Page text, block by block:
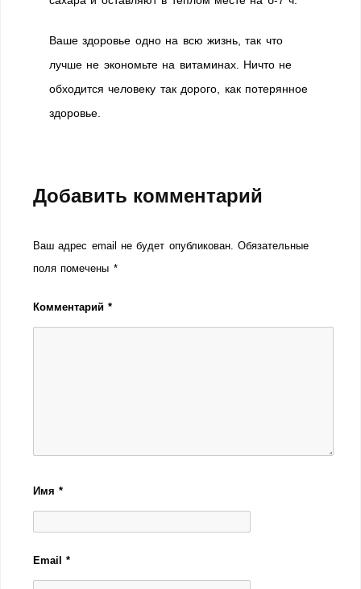
Ваше здоровье одно на всю жизнь, так что
лучше не экономьте на витаминах. Ничто не
обходится человеку так дорого, как потерянное
здоровье.
Добавить комментарий
Ваш адрес email не будет опубликован. Обязательные
поля помечены *
Комментарий*
Имя*
Email*